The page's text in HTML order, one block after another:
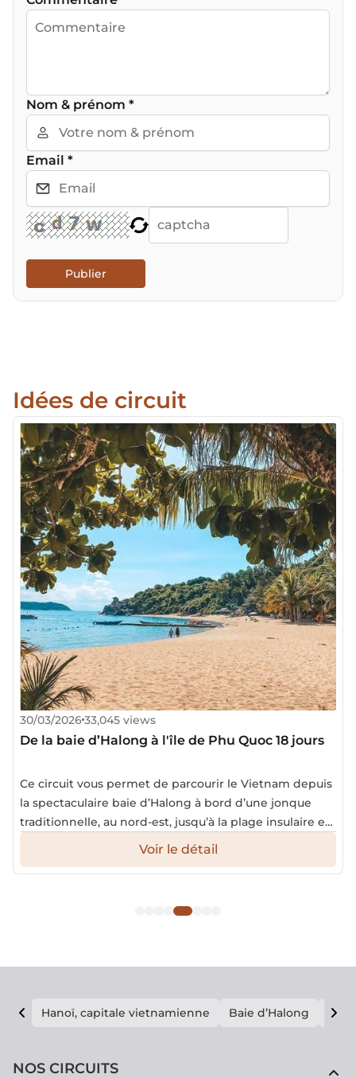
Nom & prénom *
Email *
Publier
Idées de circuit
30/03/202633,045 views
De la baie d’Halong à l'île de Phu Quoc 18 jours
Ce circuit vous permet de parcourir le Vietnam depuis
la spectaculaire baie d’Halong à bord d’une jonque
traditionnelle, au nord-est, jusqu’à la plage insulaire et
reposante de Phu Quoc, à l’extrême sud du pays. Des
Voir le détail
Hanoï, capitale vietnamienne Baie d’Halong E
NOS CIRCUITS